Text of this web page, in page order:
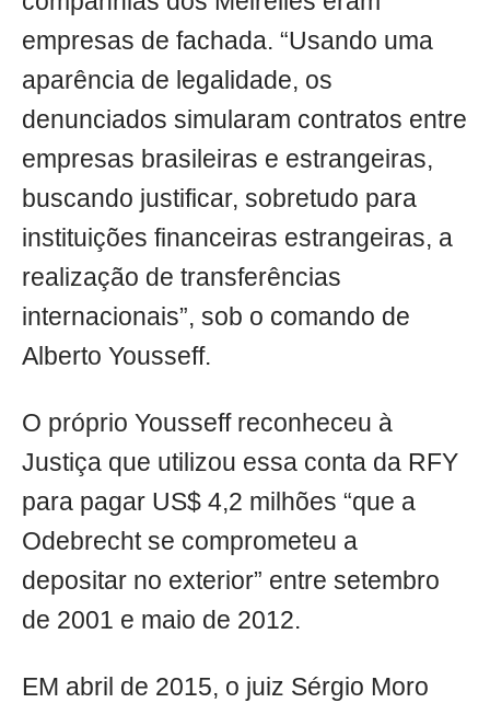
empresas de fachada. “Usando uma
aparência de legalidade, os
denunciados simularam contratos entre
empresas brasileiras e estrangeiras,
buscando justificar, sobretudo para
instituições financeiras estrangeiras, a
realização de transferências
internacionais”, sob o comando de
Alberto Yousseff.
O próprio Yousseff reconheceu à
Justiça que utilizou essa conta da RFY
para pagar US$ 4,2 milhões “que a
Odebrecht se comprometeu a
depositar no exterior” entre setembro
de 2001 e maio de 2012.
EM abril de 2015, o juiz Sérgio Moro